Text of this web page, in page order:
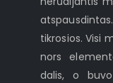
tikrosios. Visi
nors
dalis, o